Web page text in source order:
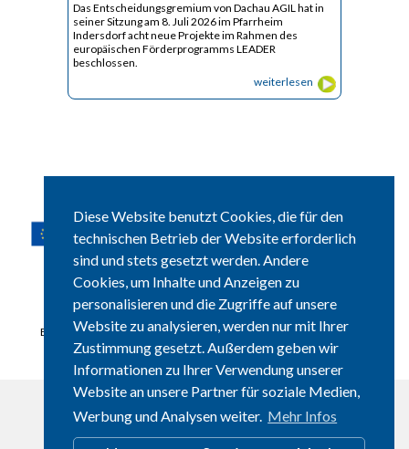
Diese Website benutzt Cookies, die für den
technischen Betrieb der Website erforderlich
sind und stets gesetzt werden. Andere
Cookies, um Inhalte und Anzeigen zu
personalisieren und die Zugriffe auf unsere
Website zu analysieren, werden nur mit Ihrer
Zustimmung gesetzt. Außerdem geben wir
Informationen zu Ihrer Verwendung unserer
Website an unsere Partner für soziale Medien,
Werbung und Analysen weiter. Mehr Infos
Das Entscheidungsgremium von Dachau AGIL hat in
seiner Sitzung am 8. Juli 2026 im Pfarrheim
Indersdorf acht neue Projekte im Rahmen des
europäischen Förderprogramms LEADER
beschlossen.
weiterlesen
Ein im Rahmen des GAP-Strategieplans Deutschland 2023 – 2027
gefördertes Projekt im Freistaat Bayern.
Ziel: Steuerung, Bearbeitung und Evaluierung der Lokalen
Entwicklungsstrategie einschließlich Öffentlichkeitsarbeit und
Bewusstseinsbildung für LEADER sowie Vernetzung von regionalen
Akteuren und Interessenträgern. (Zur LEADER-Erläuterungstafel
Kontakt Presse Sitemap